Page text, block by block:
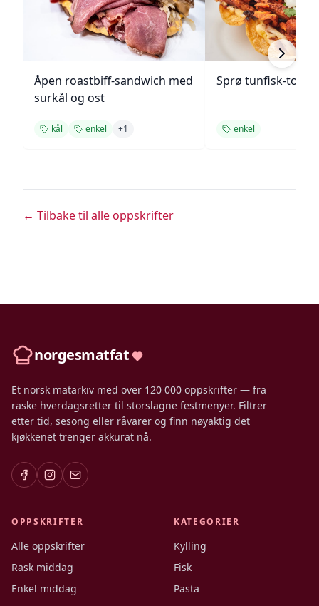
Åpen roastbiff-sandwich med
surkål og ost
kål enkel +1
Sprø tunfisk-
enkel
← Tilbake til alle oppskrifter
norgesmatfat
Et norsk matarkiv med over 120 000 oppskrifter — fra
raske hverdagsretter til storslagne festmenyer. Filtrer
etter tid, sesong eller råvarer og finn nøyaktig det
kjøkkenet trenger akkurat nå.
OPPSKRIFTER
Alle oppskrifter
Rask middag
Enkel middag
KATEGORIER
Kylling
Fisk
Pasta